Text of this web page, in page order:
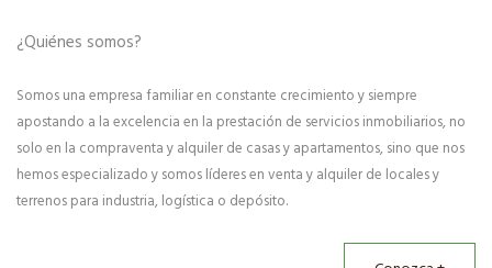
¿Quiénes somos?
Somos una empresa familiar en constante crecimiento y siempre
apostando a la excelencia en la prestación de servicios inmobiliarios, no
solo en la compraventa y alquiler de casas y apartamentos, sino que nos
hemos especializado y somos líderes en venta y alquiler de locales y
terrenos para industria, logística o depósito.